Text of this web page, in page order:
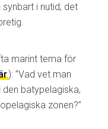
i nutid; det
marint tema för
): ”Vad vet man
batypelagiska,
zonen?”